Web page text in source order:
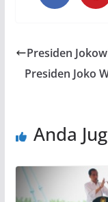
Presiden
Presiden Joko
Anda